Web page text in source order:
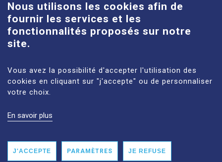
Site Louise-Michel
61 route de Châteaugay, 63118 Cébazat
En savoir plus
MENTIONS LÉGALES
ACCESSIBILITÉ : NON CONFORME
Nous utilisons les cookies afin de
fournir les services et les
fonctionnalités proposés sur notre
site.
Vous avez la possibilité d'accepter l'utilisation des
cookies en cliquant sur "j'accepte" ou de personnaliser
votre choix.
En savoir plus
J'ACCEPTE PARAMÈTRES JE REFUSE